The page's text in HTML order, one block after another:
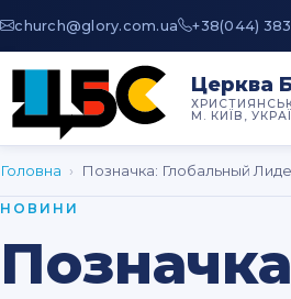
au.moc.yrolg@hcruhc +38(044)
Церква
М. КИЇВ,
Головна › Позначка: Глобальный
НОВИНИ